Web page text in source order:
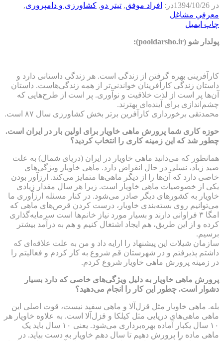
در 1394/10/26در: افراد موفق, تیتر دو, كشاورزی و دامپروری,
معرفي مشاغل
چاپ ایمیل
پولدار شو (pooldarsho.ir):
کارآفرینی بهره گرفتن از زندگی است. هر زندگی داستانی دارد و
داستان زندگی کارآفرینان خواندنی‌تر از همه زندگی‌هاست. داستان
آن‌ها پر است از لذت خلاقیت و نوآوری. پر است از طرح‌هایی که
چشم‌اندازی برای آینده‌ای بهترند.
محمدتقی برخورداری کارآفرین برتر بخش کشاورزی سال ۸۷ است.
حوزه کاری شما پرورش ماهی خاویار برای اولین بار در ایران است.
چطور شد که این زمینه کاری را انتخاب کردید؟
همانطور که می‌‌دانید ماهی خاویار در ایران (دریای شمال) به علت
صید زیاد، نسلی در حال انقراض دارد. ماهی خاویار ویژگی‌های
خاصی دارد که آن‌ها را از دیگر ماهی‌ها متمایز می‌کند. ارزآور بودن
یکی از خصوصیات ماهی خاویار است. زیرا هر سال مقدار زیادی
خاویار به کشورهای دیگر صادر می‌شود. در کنار مسئله ارزآوری ما
می‌توانیم روی بسته‌بندی خاویار، درست کردن قرص‌های ماهی که
امگا ۳ فراوانی دارند و بسیار مورد نیاز خانم‌ها است سرمایه‌گذاری
کرده و از این طریق، هم ایجاد اشتغال کنیم و هم به درآمد بیشتر
برسیم.
سازمان شیلات این پیشنهاد را ارایه داد و من به علت علاقه‌ای که
داشتم پذیرفتم و در شهرستان قم شروع به کار کردم و فعالیتم را
در زمینه پرورش ماهی خاویار شروع کردم.
پرورش ماهی خاویار به دلیل ویژگی‌های خاصی که دارد بسیار
دشوار است. چطور این کار را انجام می‌دهید؟
بله. ماهی خاویار مثل قزل‌آلا و ماهی سفید نیست، قوت اصلی این
ماهی ماهی‌های دریایی مثل کیلکا و قزل‌آلا است. به علاوه خاویار هر
۱۰ سال یکبار آماده بهره‌برداری می‌شود. یعنی ۱۰ سال باید یک
ماهی ماده را پرورش دهیم تا سال دهم خاویار به دست بیاید. در